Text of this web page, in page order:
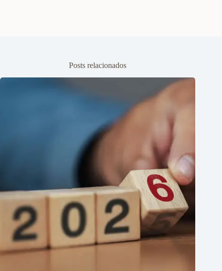
Posts relacionados